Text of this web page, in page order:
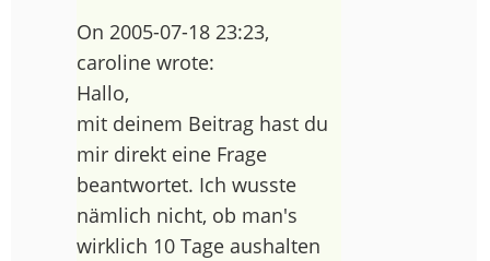
On 2005-07-18 23:23,
caroline wrote:
Hallo,
mit deinem Beitrag hast du
mir direkt eine Frage
beantwortet. Ich wusste
nämlich nicht, ob man's
wirklich 10 Tage aushalten